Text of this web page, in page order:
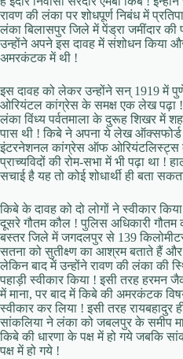
रावण की लंका पर शोधपूर्ण निबंध में
लंका बिलासपुर जिले में पेंड्रा जमींदार की
उन्होंने अपने इस दावह में संशोधन किया
अमरकंटक में थी !
इस दावह को लेकर उन्होंने सन् 1919 में
ओरियंटल कांग्रेस के समक्ष एक लेख पढ़ा !
लंका विंध्य पर्वतमाला के दुरूह शिखर में
पास थी ! किबे ने अपना ये लेख ऑक्सफोर्ड
इंटरनेशनल कांग्रेस ऑफ ओरियंटलिस्ट्स
प्राच्यविदों की रोम-सभा में भी पढ़ा था !
सचाई है यह तो कोई शोधार्थी ही बता
किबे के दावह को दो लोगों ने स्वीकार
दूसरे गौतम कौल ! पुलिस अधिकारी
बस्तर जिले में जगदलपुर से 139
सतना को सुतीक्ष्ण का आश्रम बताते हैं
लेकिन बाद में उन्होंने रावण की लंका की
पहाड़ी स्वीकार किया ! इसी तरह हरमन
में माना, पर बाद में किबे की अमरकंटक
स्वीकार कर लिया ! इसी तरह
सांकलिया ने लंका को जबलपुर के समीप
किबे की धारणा के पक्ष में हो गये जबकि
पक्ष में हो गये !